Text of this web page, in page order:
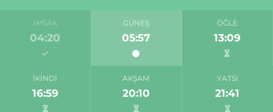
İMSAK
04:20
GÜNEŞ
05:57
ÖĞLE
13:09
İKINDI
16:59
AKŞAM
20:10
YATSI
21:41